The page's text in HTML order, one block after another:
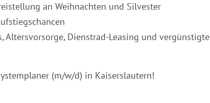
an Weihnachten und Silvester
Altersvorsorge, Dienstrad-Leasing und vergünstigte
(m/w/d) in Kaiserslautern!